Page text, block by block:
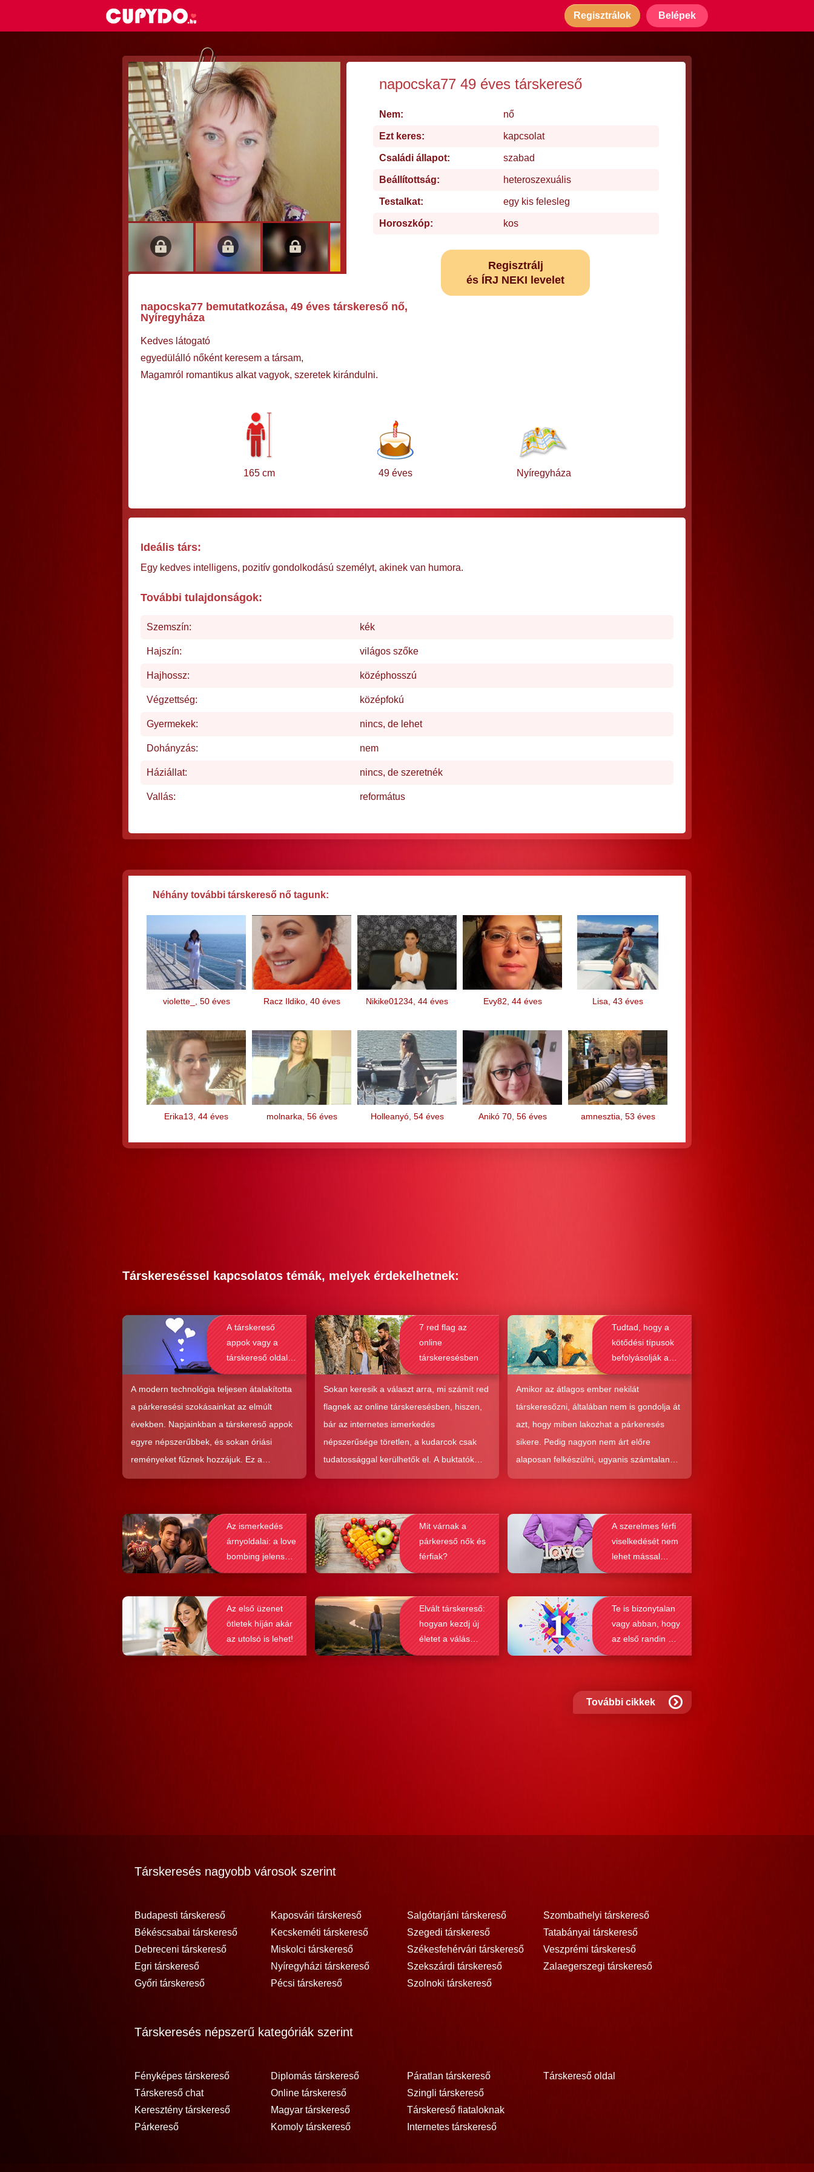
Regisztrálok Belépek
napocska77 49 éves társkereső
Nem: nő
Ezt keres: kapcsolat
Családi állapot: szabad
Beállítottság: heteroszexuális
Testalkat: egy kis felesleg
Horoszkóp: kos
Regisztrálj
és ÍRJ NEKI levelet
napocska77 bemutatkozása, 49 éves társkereső nő,
Nyíregyháza
Kedves látogató
egyedülálló nőként keresem a társam,
Magamról romantikus alkat vagyok, szeretek kirándulni.
165 cm 49 éves Nyíregyháza
Ideális társ:
Egy kedves intelligens, pozitív gondolkodású személyt, akinek van humora.
További tulajdonságok:
Szemszín: kék
Hajszín: világos szőke
Hajhossz: középhosszú
Végzettség: középfokú
Gyermekek: nincs, de lehet
Dohányzás: nem
Háziállat: nincs, de szeretnék
Vallás: református
Néhány további társkereső nő tagunk:
violette_, 50 éves Racz Ildiko, 40 éves Nikike01234, 44 éves Evy82, 44 éves Lisa, 43 éves
Erika13, 44 éves molnarka, 56 éves Holleanyó, 54 éves Anikó 70, 56 éves amnesztia, 53 éves
Társkereséssel kapcsolatos témák, melyek érdekelhetnek:
A társkereső
appok vagy a
társkereső oldalak
alkalmasabbak a
komoly kapcsolat
kialakításához?
A modern technológia teljesen átalakította
a párkeresési szokásainkat az elmúlt
években. Napjainkban a társkereső appok
egyre népszerűbbek, és sokan óriási
reményeket fűznek hozzájuk. Ez a
közkedveltség egyáltalán nem véletlen,
nagyon könnyen és gyorsan lehet sikereket
elérni a flörtölésben. A legfőbb kérdés
azonban az, hogy ezek az alkalmazások
valóban hozzásegítenek-e minket egy
7 red flag az
online
társkeresésben
Sokan keresik a választ arra, mi számít red
flagnek az online társkeresésben, hiszen,
bár az internetes ismerkedés
népszerűsége töretlen, a kudarcok csak
tudatossággal kerülhetők el. A buktatók
ellenére ez a társkeresési forma joggal
hatékonyság, amit ad, nehezen
felülmúlható.
Tudtad, hogy a
kötődési típusok
befolyásolják a
társkeresést is?
Amikor az átlagos ember nekilát
társkeresőzni, általában nem is gondolja át
azt, hogy miben lakozhat a párkeresés
sikere. Pedig nagyon nem árt előre
alaposan felkészülni, ugyanis számtalan
kudarctól képes megmenteni téged is az,
társkeresés működését, a párkapcsolatok
sikerének a receptjét, melyeket vizsgálva
bebizonyosodik, hogy a kötődési típusok
befolyásolják a társkeresést.
Az ismerkedés
árnyoldalai: a love
bombing jelenség
felismerése
Mit várnak a
párkereső nők és
férfiak?
A szerelmes férfi
viselkedését nem
lehet mással
összetéveszteni
Az első üzenet
ötletek híján akár
az utolsó is lehet!
Elvált társkereső:
hogyan kezdj új
életet a válás
után?
Te is bizonytalan
vagy abban, hogy
az első randin mit
szabad és mit
További cikkek
Társkeresés nagyobb városok szerint
Budapesti társkereső
Békéscsabai társkereső
Debreceni társkereső
Egri társkereső
Győri társkereső
Kaposvári társkereső
Kecskeméti társkereső
Miskolci társkereső
Nyíregyházi társkereső
Pécsi társkereső
Salgótarjáni társkereső
Szegedi társkereső
Székesfehérvári társkereső
Szekszárdi társkereső
Szolnoki társkereső
Szombathelyi társkereső
Tatabányai társkereső
Veszprémi társkereső
Zalaegerszegi társkereső
Társkeresés népszerű kategóriák szerint
Fényképes társkereső
Társkereső chat
Keresztény társkereső
Párkereső
Diplomás társkereső
Online társkereső
Magyar társkereső
Komoly társkereső
Páratlan társkereső
Szingli társkereső
Társkereső fiataloknak
Internetes társkereső
Társkereső oldal